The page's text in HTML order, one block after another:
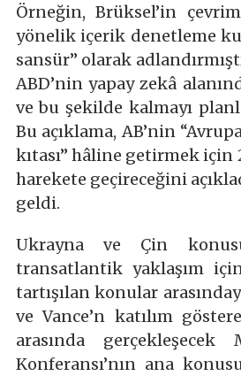
Örneğin, Brüksel’in
yönelik içerik denetleme
sansür” olarak
ABD’nin yapay zekâ
ve bu şekilde kalmayı
Bu açıklama, AB’nin
kıtası” hâline getirmek için
harekete geçireceğini
geldi.
Ukrayna ve Çin
transatlantik yaklaşım
tartışılan konular
ve Vance’n katılım
arasında
Konferansı’nın ana